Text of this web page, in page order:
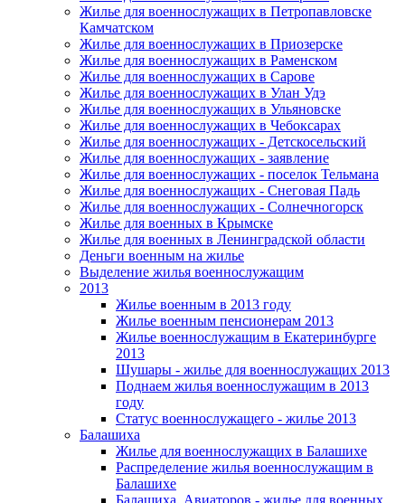
Жилье для военнослужащих в Петропавловске
Камчатском
Жилье для военнослужащих в Приозерске
Жилье для военнослужащих в Раменском
Жилье для военнослужащих в Сарове
Жилье для военнослужащих в Улан Удэ
Жилье для военнослужащих в Ульяновске
Жилье для военнослужащих в Чебоксарах
Жилье для военнослужащих - Детскосельский
Жилье для военнослужащих - заявление
Жилье для военнослужащих - поселок Тельмана
Жилье для военнослужащих - Снеговая Падь
Жилье для военнослужащих - Солнечногорск
Жилье для военных в Крымске
Жилье для военных в Ленинградской области
Деньги военным на жилье
Выделение жилья военнослужащим
2013
Жилье военным в 2013 году
Жилье военным пенсионерам 2013
Жилье военнослужащим в Екатеринбурге
2013
Шушары - жилье для военнослужащих 2013
Поднаем жилья военнослужащим в 2013
году
Статус военнослужащего - жилье 2013
Балашиха
Жилье для военнослужащих в Балашихе
Распределение жилья военнослужащим в
Балашихе
Балашиха, Авиаторов - жилье для военных